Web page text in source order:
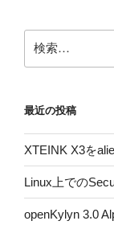
索:
最近の投稿
XTEINK X3を
Linux上での
openKylyn 3.0